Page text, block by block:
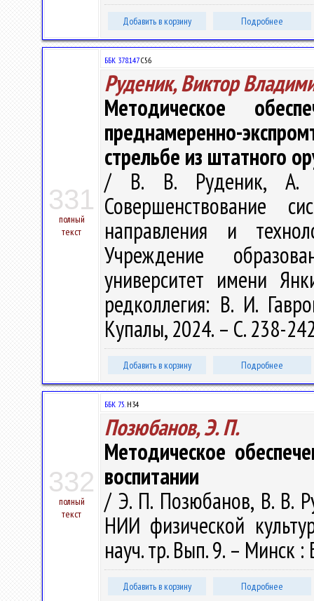
Добавить в корзину Подробнее
331
полный
текст
ББК 378.147С56
Руденик, Виктор
Методическое
преднамеренно-
стрельбе из штатного
/ В. В. Руденик, А.
Совершенствование
направления и
Учреждение
университет имени
редколлегия: В. И.
Купалы, 2024. – С. 238-
Добавить в корзину Подробнее
332
полный
текст
ББК 75.Н34
Позюбанов, Э. П.
Методическое
воспитании
/ Э. П. Позюбанов, В. В.
НИИ физической
науч. тр. Вып. 9. – Минск
Добавить в корзину Подробнее